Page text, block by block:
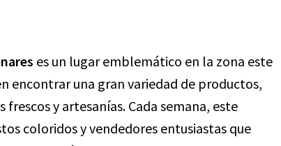
es un lugar emblemático en la zona este
encontrar una gran variedad de productos,
y artesanías. Cada semana, este
coloridos y vendedores entusiastas que